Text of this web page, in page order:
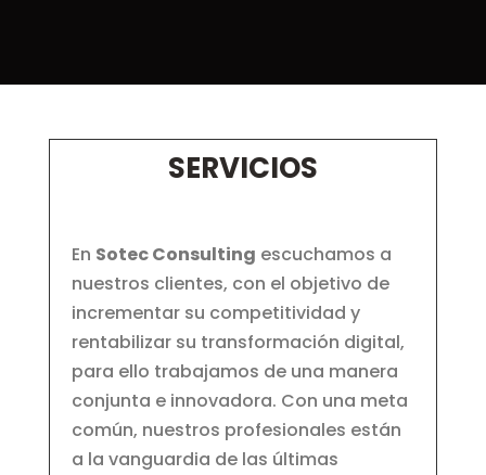
SERVICIOS
En Sotec Consulting escuchamos a
nuestros clientes, con el objetivo de
incrementar su competitividad y
rentabilizar su transformación digital,
para ello trabajamos de una manera
conjunta e innovadora. Con una meta
común, nuestros profesionales están
a la vanguardia de las últimas